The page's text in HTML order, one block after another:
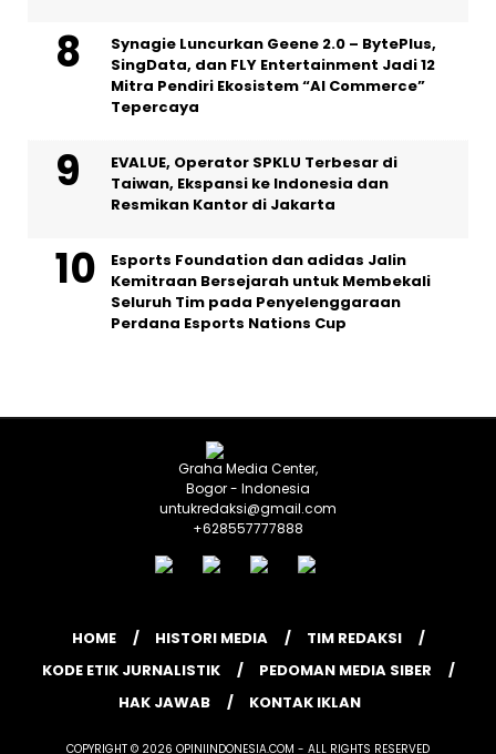
Synagie Luncurkan Geene 2.0 – BytePlus,
SingData, dan FLY Entertainment Jadi 12
Mitra Pendiri Ekosistem “AI Commerce”
Tepercaya
EVALUE, Operator SPKLU Terbesar di
Taiwan, Ekspansi ke Indonesia dan
Resmikan Kantor di Jakarta
Esports Foundation dan adidas Jalin
Kemitraan Bersejarah untuk Membekali
Seluruh Tim pada Penyelenggaraan
Perdana Esports Nations Cup
Graha Media Center,
Bogor - Indonesia
untukredaksi@gmail.com
+628557777888
HOME HISTORI MEDIA
TIM REDAKSI
KODE ETIK JURNALISTIK
PEDOMAN MEDIA SIBER
HAK JAWAB
KONTAK IKLAN
COPYRIGHT © 2026 OPINIINDONESIA.COM - ALL RIGHTS RESERVED